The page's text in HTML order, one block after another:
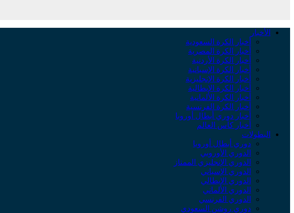
الأخبار
أخبار الكرة السعودية
أخبار الكرة المصرية
أخبار الكرة الأردنية
أخبار الكرة الإسبانية
أخبار الكرة الإنجليزية
أخبار الكرة الإيطالية
أخبار الكرة الألمانية
أخبار الكرة الفرنسية
أخبار دوري أبطال أوروبا
أخبار كأس العالم
البطولات
دوري أبطال أوروبا
الدوري الأوروبي
الدوري الإنجليزي الممتاز
الدوري الإسباني
الدوري الإيطالي
الدوري الألماني
الدوري الفرنسي
دوري روشن السعودي